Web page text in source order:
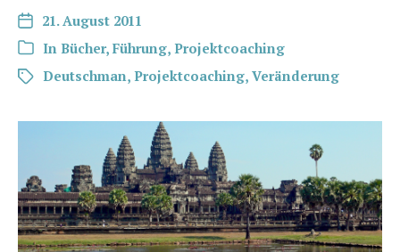
21. August 2011
In Bücher, Führung, Projektcoaching
Deutschman, Projektcoaching, Veränderung